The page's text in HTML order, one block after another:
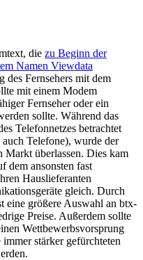
die zu Beginn der
Namen Viewdata
des Fernsehers mit dem
mit einem Modem
Fernseher oder ein
sollte. Während das
Telefonnetzes betrachtet
Telefone), wurde der
Markt überlassen. Dies kam
dem ansonsten fast
Hauslieferanten
gleich. Durch
eine größere Auswahl an btx-
Preise. Außerdem sollte
Wettbewerbsvorsprung
stärker gefürchteten